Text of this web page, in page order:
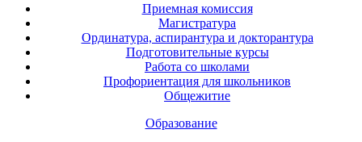
Приемная комиссия
Магистратура
Ординатура, аспирантура и докторантура
Подготовительные курсы
Работа со школами
Профориентация для школьников
Общежитие
Образование